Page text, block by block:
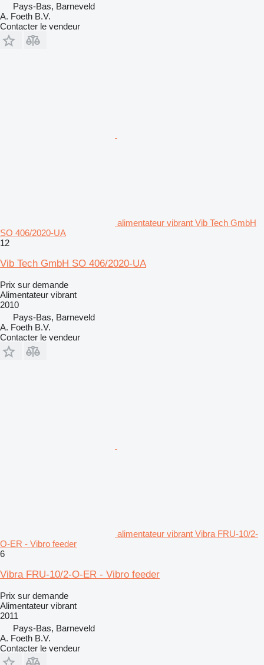
Pays-Bas, Barneveld
A. Foeth B.V.
Contacter le vendeur
alimentateur vibrant Vib Tech GmbH
SO 406/2020-UA
12
Vib Tech GmbH SO 406/2020-UA
Prix sur demande
Alimentateur vibrant
2010
Pays-Bas, Barneveld
A. Foeth B.V.
Contacter le vendeur
alimentateur vibrant Vibra FRU-10/2-
O-ER - Vibro feeder
6
Vibra FRU-10/2-O-ER - Vibro feeder
Prix sur demande
Alimentateur vibrant
2011
Pays-Bas, Barneveld
A. Foeth B.V.
Contacter le vendeur